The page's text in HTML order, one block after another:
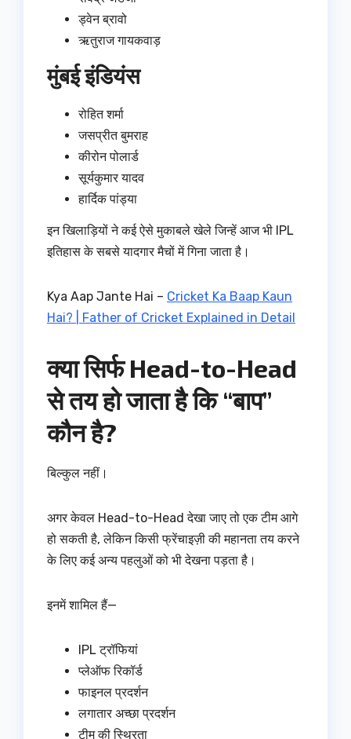
ड्वेन ब्रावो
ऋतुराज गायकवाड़
मुंबई इंडियंस
रोहित शर्मा
जसप्रीत बुमराह
कीरोन पोलार्ड
सूर्यकुमार यादव
हार्दिक पांड्या
इन खिलाड़ियों ने कई ऐसे मुकाबले खेले जिन्हें आज भी IPL
इतिहास के सबसे यादगार मैचों में गिना जाता है।
Kya Aap Jante Hai – Cricket Ka Baap Kaun
Hai? | Father of Cricket Explained in Detail
क्या सिर्फ Head-to-Head
से तय हो जाता है कि “बाप”
कौन है?
बिल्कुल नहीं।
अगर केवल Head-to-Head देखा जाए तो एक टीम आगे
हो सकती है, लेकिन किसी फ्रेंचाइज़ी की महानता तय करने
के लिए कई अन्य पहलुओं को भी देखना पड़ता है।
इनमें शामिल हैं—
IPL ट्रॉफियां
प्लेऑफ रिकॉर्ड
फाइनल प्रदर्शन
लगातार अच्छा प्रदर्शन
टीम की स्थिरता